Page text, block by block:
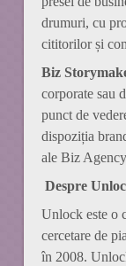
drumuri, cu
cititorilor și
Biz
corporate sau
punct de
dispoziția
ale Biz
Despre
Unlock este o
cercetare de
în 2008.